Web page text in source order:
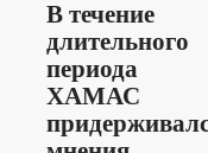
В течение
длительного
периода
ХАМАС